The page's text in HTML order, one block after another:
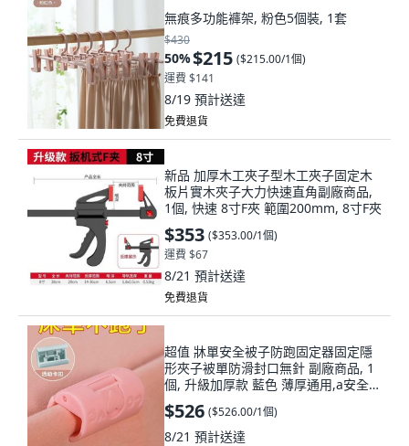
無痕多功能褲架, 粉色5個裝, 1套
$430
50%$215 ($215.00/1個)
運費 $141
8/19 預計送達
免費退貨
新品 加厚木工夾子型木工夾子固定木
板片實木夾子大力快速直角副廠商品,
1個, 快速 8寸F夾 範圍200mm, 8寸F夾
$353 ($353.00/1個)
運費 $67
8/21 預計送達
免費退貨
超值 牀單安全被子防跑固定器固定隱
形夾子被單防滑封口無針 副廠商品, 1
個, 升級加厚款 藍色 薄厚通用,a安全耐
用 4個裝 穩固耐壓穩固+兩檔可
$526 ($526.00/1個)
8/21 預計送達